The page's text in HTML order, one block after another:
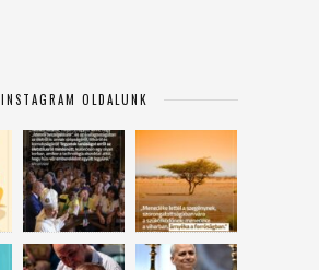
INSTAGRAM OLDALUNK